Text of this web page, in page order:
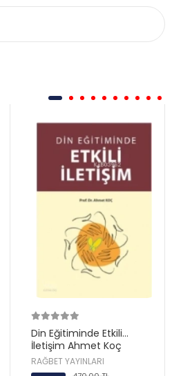
Din Eğitiminde Etkili
İletişim Ahmet Koç
Rağbet Yayın
RAĞBET YAYINLARI